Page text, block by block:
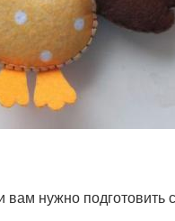
вам нужно